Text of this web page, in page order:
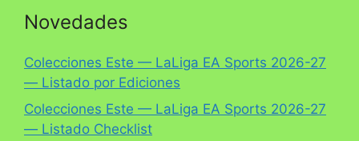
Novedades
Colecciones Este — LaLiga EA Sports 2026-27
— Listado por Ediciones
Colecciones Este — LaLiga EA Sports 2026-27
— Listado Checklist